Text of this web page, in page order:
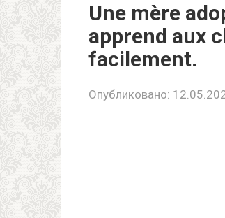
Une mère
apprend aux
facilement.
Опубликовано: